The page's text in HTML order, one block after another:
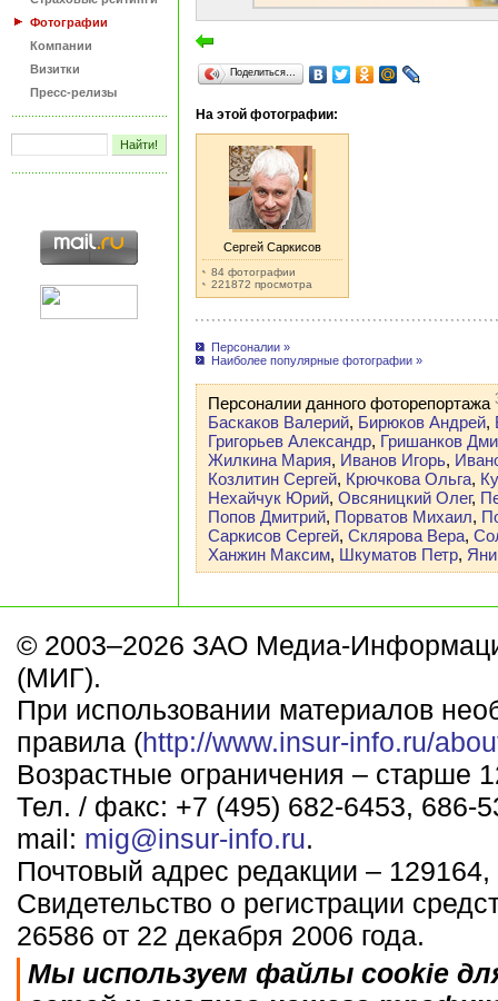
Фотографии
Компании
Визитки
Пресс-релизы
Поделиться…
На этой фотографии:
Сергей Саркисов
84 фотографии
221872 просмотра
Персоналии »
Наиболее популярные фотографии »
Персоналии данного фоторепортажа
Баскаков Валерий, Бирюков Андрей,
Григорьев Александр, Гришанков
Жилкина Мария, Иванов Игорь,
Козлитин Сергей, Крючкова Ольга,
Нехайчук Юрий, Овсяницкий Олег,
Попов Дмитрий, Порватов Михаил,
Саркисов Сергей, Склярова Вера,
Ханжин Максим, Шкуматов Петр,
© 2003–2026 ЗАО Медиа-
(МИГ).
При использовании материалов
правила (http://www.insur-info.ru/
Возрастные ограничения – старше
Тел. / факс: +7 (495) 682-6453, 686-
mail: mig@insur-info.ru.
Почтовый адрес редакции –
Свидетельство о регистрации
26586 от 22 декабря 2006 года.
Мы используем файлы cookie